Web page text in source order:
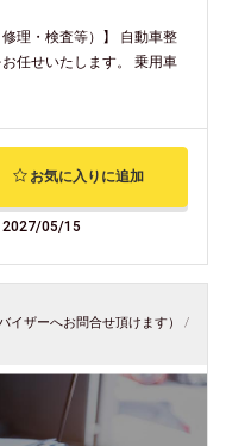
修理・検査等）】 自動車整
任せいたします。 乗用車
お気に入りに追加
2027/05/15
イザーへお問合せ頂けます） /